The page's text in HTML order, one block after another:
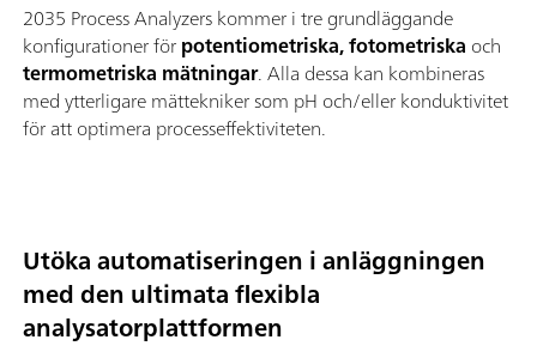
2035 Process Analyzers kommer i tre grundläggande
konfigurationer förpotentiometriska, fotometriska och
termometriska mätningar. Alla dessa kan kombineras
med ytterligare mättekniker som pH och/eller konduktivitet
för att optimera processeffektiviteten.
Utöka automatiseringen i anläggningen
med den ultimata flexibla
analysatorplattformen